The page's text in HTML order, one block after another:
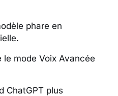
phare en
le mode Voix Avancée
ChatGPT plus